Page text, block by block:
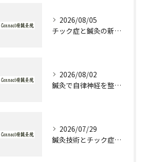
2026/08/05
チック症と鍼灸の新作治療体験談とセルフケア実践ガイド
2026/08/02
鍼灸で自律神経を整える発達障害のための実践アプローチ
2026/07/29
鍼灸技術とチック症治療の実際と大阪府大阪市城東区森之宮で選ぶ理由